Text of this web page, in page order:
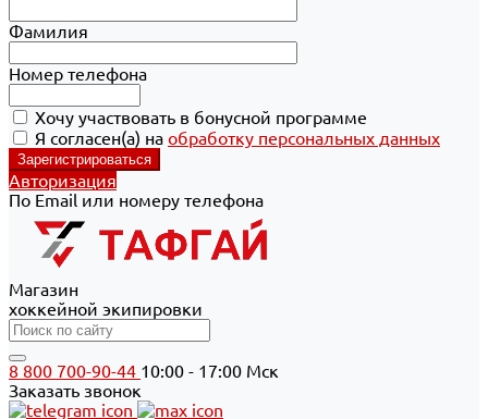
Фамилия
Номер телефона
Хочу участвовать в бонусной программе
Я согласен(а) на обработку персональных данных
Авторизация
По Email или номеру телефона
Магазин
хоккейной экипировки
8 800 700-90-44 10:00 - 17:00 Мск
Заказать звонок